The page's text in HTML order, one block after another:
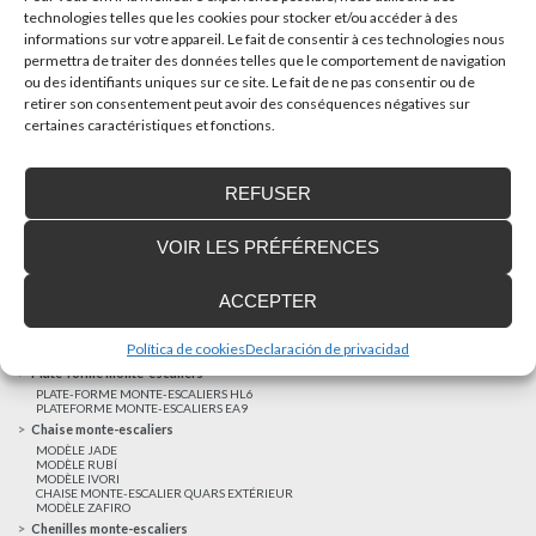
technologies telles que les cookies pour stocker et/ou accéder à des
informations sur votre appareil. Le fait de consentir à ces technologies nous
permettra de traiter des données telles que le comportement de navigation
ou des identifiants uniques sur ce site. Le fait de ne pas consentir ou de
retirer son consentement peut avoir des conséquences négatives sur
certaines caractéristiques et fonctions.
ACCEPTER
REFUSER
VOIR LES PRÉFÉRENCES
Política de cookiesDeclaración de privacidad
AUTRES NOUVELLES
Réalisations récentes
ASCENSEUR PRIVATIF EHP 05
ÉLÉVATEURS VERTICAUX BLE
Plate-forme monte-escaliers
PLATE-FORME MONTE-ESCALIERS HL6
PLATEFORME MONTE-ESCALIERS EA9
Chaise monte-escaliers
MODÈLE JADE
MODÈLE RUBÍ
MODÈLE IVORI
CHAISE MONTE-ESCALIER QUARS EXTÉRIEUR
MODÈLE ZAFIRO
Chenilles monte-escaliers